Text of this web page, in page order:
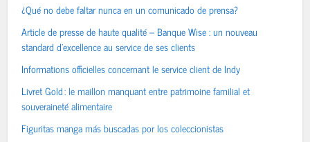
¿Qué no debe faltar nunca en un comunicado de prensa?
Article de presse de haute qualité – Banque Wise : un nouveau
standard d’excellence au service de ses clients
Informations officielles concernant le service client de Indy
Livret Gold : le maillon manquant entre patrimoine familial et
souveraineté alimentaire
Figuritas manga más buscadas por los coleccionistas